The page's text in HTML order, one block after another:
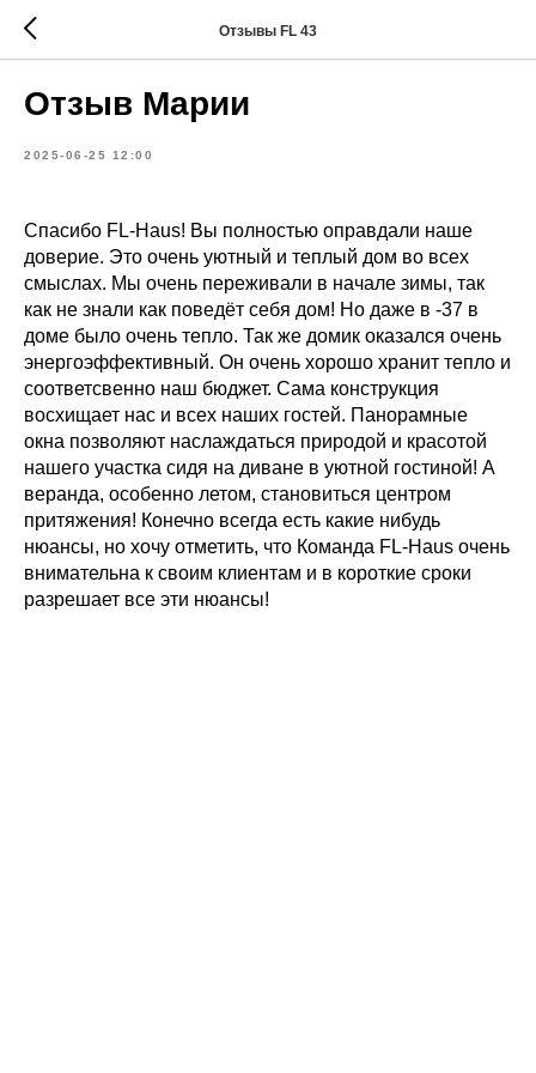
Отзывы FL 43
Отзыв Марии
2025-06-25 12:00
Спасибо FL-Haus! Вы полностью оправдали наше
доверие. Это очень уютный и теплый дом во всех
смыслах. Мы очень переживали в начале зимы, так
как не знали как поведёт себя дом! Но даже в -37 в
доме было очень тепло. Так же домик оказался очень
энергоэффективный. Он очень хорошо хранит тепло и
соответсвенно наш бюджет. Сама конструкция
восхищает нас и всех наших гостей. Панорамные
окна позволяют наслаждаться природой и красотой
нашего участка сидя на диване в уютной гостиной! А
веранда, особенно летом, становиться центром
притяжения! Конечно всегда есть какие нибудь
нюансы, но хочу отметить, что Команда FL-Haus очень
внимательна к своим клиентам и в короткие сроки
разрешает все эти нюансы!